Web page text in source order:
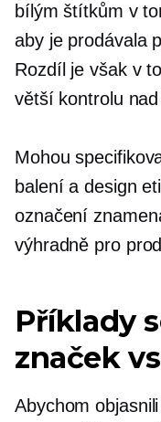
bílým štítkům v
aby je prodávala
Rozdíl je však v
větší kontrolu
Mohou
balení a design
označení
výhradně pro
Příklady
značek
Abychom